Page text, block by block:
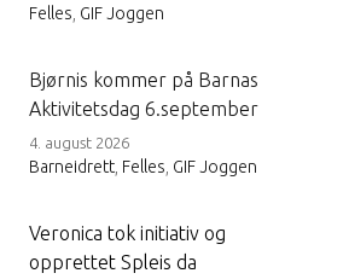
Felles, GIF Joggen
Bjørnis kommer på Barnas
Aktivitetsdag 6.september
4. august 2026
Barneidrett, Felles, GIF Joggen
Veronica tok initiativ og
opprettet Spleis da